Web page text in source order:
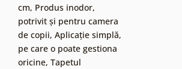
cm, Produs inodor,
potrivit și pentru camera
de copii, Aplicație simplă,
pe care o poate gestiona
oricine, Tapetul